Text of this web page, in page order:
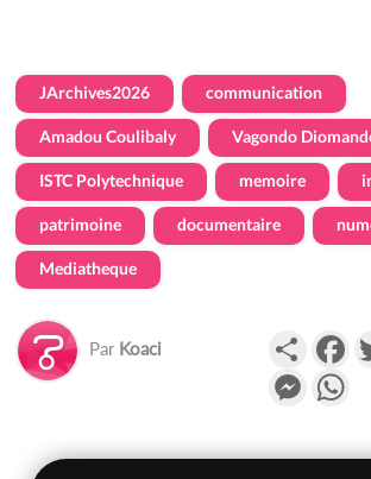
JArchives2026 communication
Amadou Coulibaly Vagondo
ISTC Polytechnique memoire
patrimoine documentaire
Mediatheque
Par Koaci